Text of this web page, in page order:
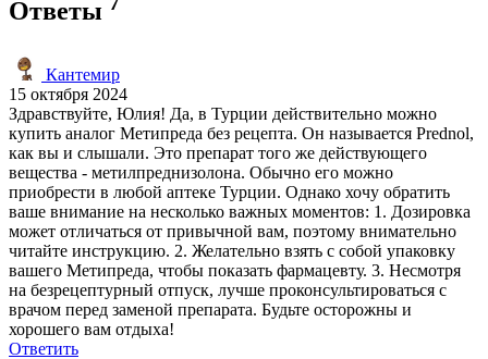
Ответы
Кантемир
15 октября 2024
Здравствуйте, Юлия! Да, в Турции действительно можно
купить аналог Метипреда без рецепта. Он называется Prednol,
как вы и слышали. Это препарат того же действующего
вещества - метилпреднизолона. Обычно его можно
приобрести в любой аптеке Турции. Однако хочу обратить
ваше внимание на несколько важных моментов: 1. Дозировка
может отличаться от привычной вам, поэтому внимательно
читайте инструкцию. 2. Желательно взять с собой упаковку
вашего Метипреда, чтобы показать фармацевту. 3. Несмотря
на безрецептурный отпуск, лучше проконсультироваться с
врачом перед заменой препарата. Будьте осторожны и
хорошего вам отдыха!
Ответить